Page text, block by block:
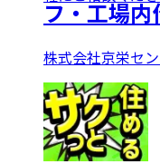
フ・工場内
株式会社京栄セ